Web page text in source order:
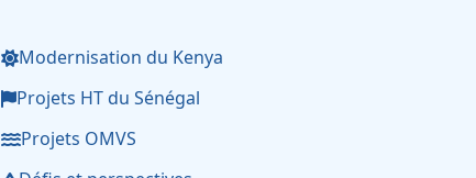
Modernisation du Kenya
Projets HT du Sénégal
Projets OMVS